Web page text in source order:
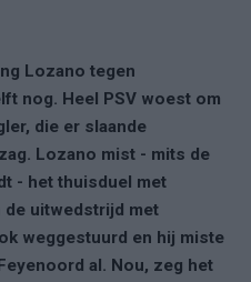
Lozano tegen
nog. Heel PSV woest om
die er slaande
Lozano mist - mits de
- het thuisduel met
de uitwedstrijd met
weggestuurd en hij miste
al. Nou, zeg het